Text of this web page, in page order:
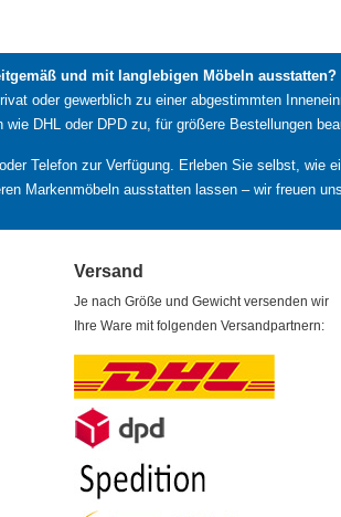
und mit langlebigen Möbeln
oder gewerblich zu einer abgestimmten
DHL oder DPD zu, für größere Bestellungen
Telefon zur Verfügung. Erleben Sie selbst, wie
Markenmöbeln ausstatten lassen – wir freuen
Versand
Je nach Größe und Gewicht versenden wir
Ihre Ware mit folgenden Versandpartnern: